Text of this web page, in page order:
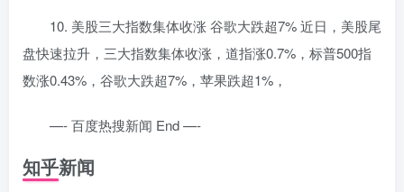
10. 美股三大指数集体收涨 谷歌大跌超7% 近日，美股尾
盘快速拉升，三大指数集体收涨，道指涨0.7%，标普500指
数涨0.43%，谷歌大跌超7%，苹果跌超1%，
—- 百度热搜新闻 End —-
知乎新闻